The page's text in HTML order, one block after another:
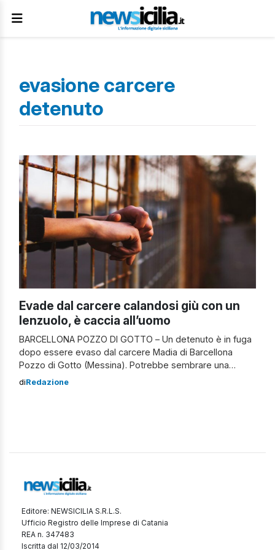
evasione carcere
detenuto
Evade dal carcere calandosi giù con un
lenzuolo, è caccia all’uomo
BARCELLONA POZZO DI GOTTO – Un detenuto è in fuga
dopo essere evaso dal carcere Madia di Barcellona
Pozzo di Gotto (Messina). Potrebbe sembrare una
scena delle più famose serie tv d’azione, eppure è tutto
diRedazione
Editore: NEWSICILIA S.R.L.S.
Ufficio Registro delle Imprese di Catania
REA n. 347483
Iscritta dal 12/03/2014